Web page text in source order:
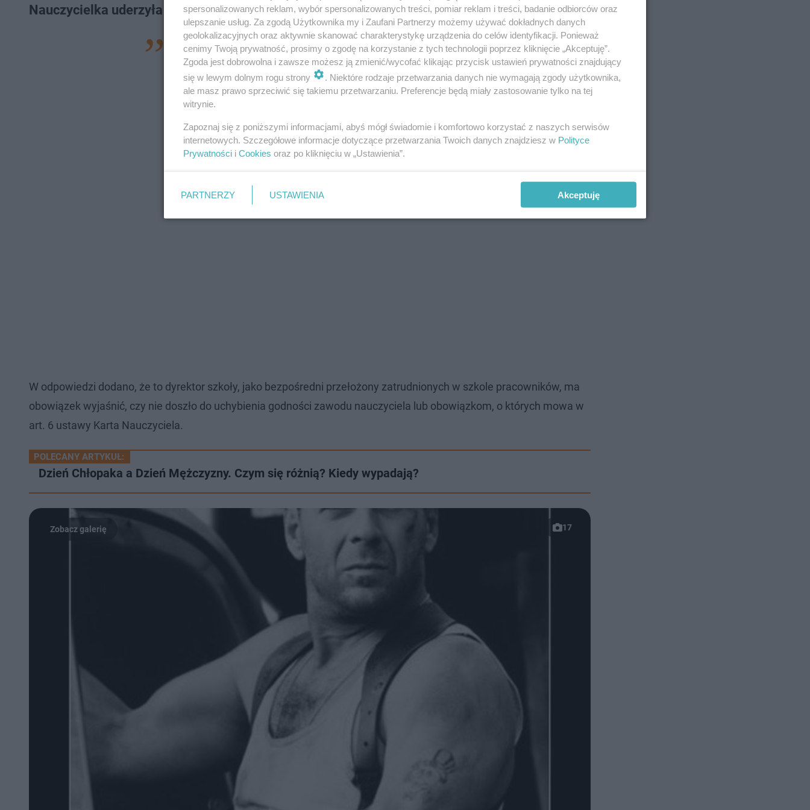
Nauczycielka uderzyła ucznia na lekcji! To nie był pierwszy raz. Kuratorium odpowiada
- W celu pozyskania informacji zapewniających obiektywną i
pełną ocenę na temat zarejestrowanego uderzenia ucznia przez
nauczycielkę dyrektor delegatury w Słupsku, działając z
polecenia Pomorskiego Kuratora Oświaty,
szkoły o wyjaśnienia w sprawie
(w trybie pilnym) –
poinformowała portal ibytow.pl Beata Wolak z gdańskiego
Kuratorium Oświaty.
W odpowiedzi dodano, że to dyrektor szkoły, jako bezpośredni przełożony zatrudnionych w szkole pracowników, ma
obowiązek wyjaśnić, czy nie doszło do uchybienia godności zawodu nauczyciela lub obowiązkom, o których mowa w
art. 6 ustawy Karta Nauczyciela.
POLECANY ARTYKUŁ:
Dzień Chłopaka a Dzień Mężczyzny. Czym się różnią? Kiedy wypadają?
17
spersonalizowanych reklam, wybór spersonalizowanych treści, pomiar reklam i treści, badanie odbiorców oraz
ulepszanie usług. Za zgodą Użytkownika my i Zaufani Partnerzy możemy używać dokładnych danych
geolokalizacyjnych oraz aktywnie skanować charakterystykę urządzenia do celów identyfikacji. Ponieważ
cenimy Twoją prywatność, prosimy o zgodę na korzystanie z tych technologii poprzez kliknięcie „Akceptuję”.
Zgoda jest dobrowolna i zawsze możesz ją zmienić/wycofać klikając przycisk ustawień prywatności znajdujący
się w lewym dolnym rogu strony
. Niektóre rodzaje przetwarzania danych nie wymagają zgody użytkownika,
ale masz prawo sprzeciwić się takiemu przetwarzaniu. Preferencje będą miały zastosowanie tylko na tej
witrynie.
Zapoznaj się z poniższymi informacjami, abyś mógł świadomie i komfortowo korzystać z naszych serwisów
internetowych. Szczegółowe informacje dotyczące przetwarzania Twoich danych znajdziesz w Polityce
Prywatności i Cookies oraz po kliknięciu w „Ustawienia”.
PARTNERZY USTAWIENIA Akceptuję